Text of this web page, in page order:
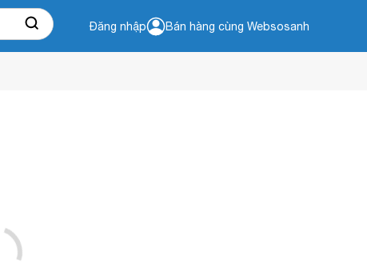
Đăng nhập Bán hàng cùng Websosanh